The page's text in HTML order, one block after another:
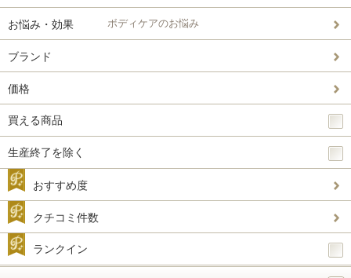
お悩み・効果 ボディケアのお悩み
ブランド
価格
買える商品
生産終了を除く
おすすめ度
クチコミ件数
ランクイン